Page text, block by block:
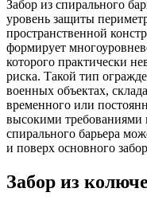
Забор из спирального
уровень защиты
пространственной
формирует
которого практически
риска. Такой тип
военных объектах,
временного или
высокими требованиями
спирального барьера
и поверх основного
Забор из